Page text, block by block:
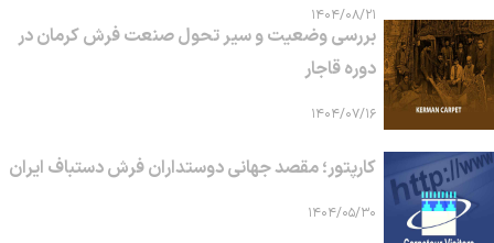
۱۴۰۴/۰۸/۲۱
بررسی وضعیت و سیر تحول صنعت فرش کرمان در
دوره قاجار
۱۴۰۴/۰۷/۱۶
کارپتور؛ مقصد جهانی دوستداران فرش دستباف ایران
۱۴۰۴/۰۵/۳۰